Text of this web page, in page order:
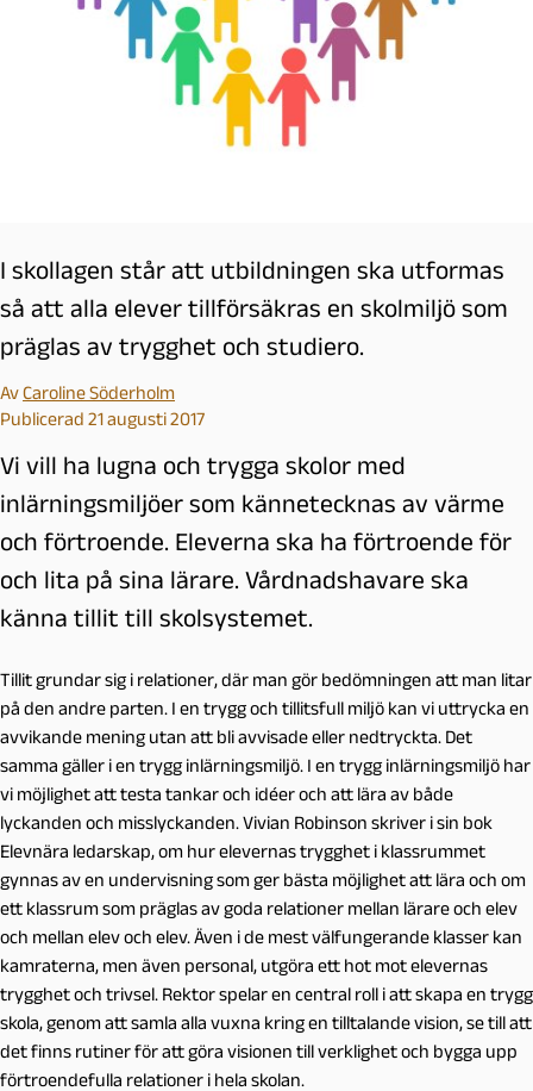
I skollagen står att utbildningen ska utformas
så att alla elever tillförsäkras en skolmiljö som
präglas av trygghet och studiero.
AvCaroline Söderholm
Publicerad 21 augusti 2017
Vi vill ha lugna och trygga skolor med
inlärningsmiljöer som kännetecknas av värme
och förtroende. Eleverna ska ha förtroende för
och lita på sina lärare. Vårdnadshavare ska
känna tillit till skolsystemet.
Tillit grundar sig i relationer, där man gör bedömningen att man litar
på den andre parten. I en trygg och tillitsfull miljö kan vi uttrycka en
avvikande mening utan att bli avvisade eller nedtryckta. Det
samma gäller i en trygg inlärningsmiljö. I en trygg inlärningsmiljö har
vi möjlighet att testa tankar och idéer och att lära av både
lyckanden och misslyckanden. Vivian Robinson skriver i sin bok
Elevnära ledarskap, om hur elevernas trygghet i klassrummet
gynnas av en undervisning som ger bästa möjlighet att lära och om
ett klassrum som präglas av goda relationer mellan lärare och elev
och mellan elev och elev. Även i de mest välfungerande klasser kan
kamraterna, men även personal, utgöra ett hot mot elevernas
trygghet och trivsel. Rektor spelar en central roll i att skapa en trygg
skola, genom att samla alla vuxna kring en tilltalande vision, se till att
det finns rutiner för att göra visionen till verklighet och bygga upp
förtroendefulla relationer i hela skolan.